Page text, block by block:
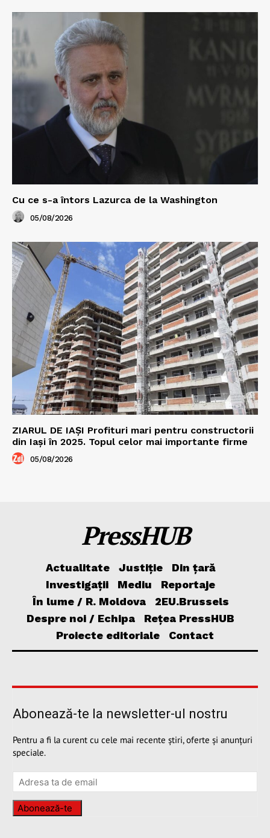
Cu ce s-a întors Lazurca de la Washington
05/08/2026
ZIARUL DE IAȘI Profituri mari pentru constructorii
din Iași în 2025. Topul celor mai importante firme
05/08/2026
PressHUB
Actualitate Justiție
Din țară
Investigații
Mediu
Reportaje
În lume / R. Moldova
2EU.Brussels
Despre noi / Echipa
Rețea PressHUB
Proiecte editoriale
Contact
Abonează-te la newsletter-ul nostru
Pentru a fi la curent cu cele mai recente știri, oferte și anunțuri
speciale.
Abonează-te